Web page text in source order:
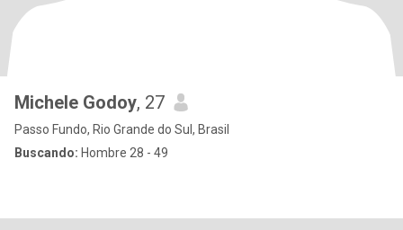
Michele Godoy, 27
Passo Fundo, Rio Grande do Sul, Brasil
Buscando: Hombre 28 - 49